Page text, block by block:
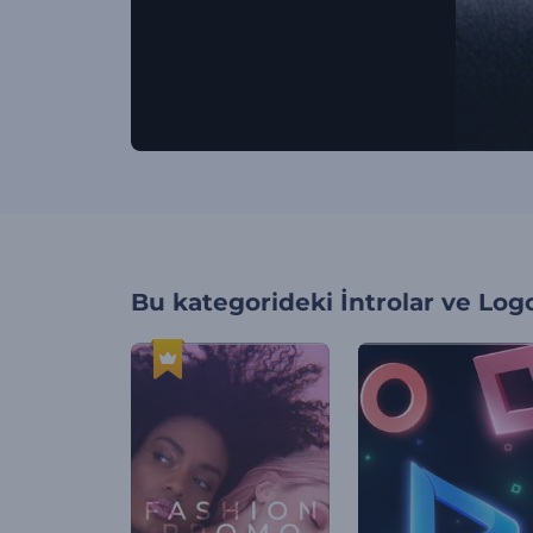
Bu kategorideki İntrolar ve